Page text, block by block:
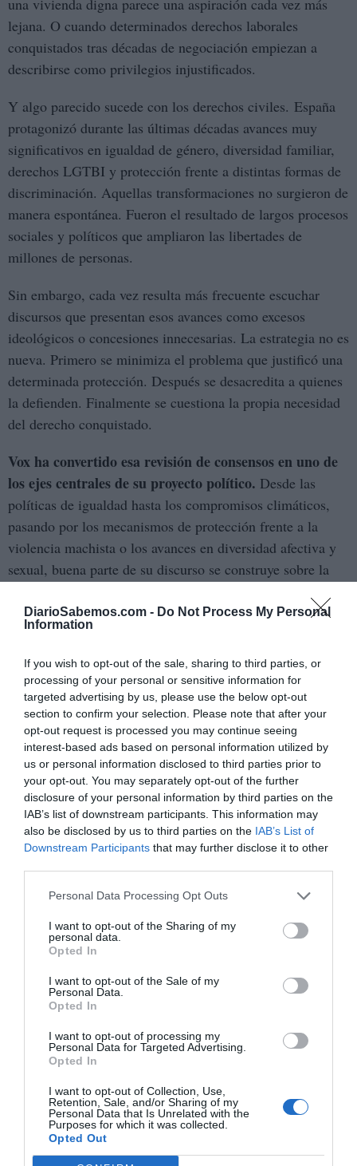
DiarioSabemos.com - Do Not Process My Personal
Information
If you wish to opt-out of the sale, sharing to third parties, or
processing of your personal or sensitive information for
targeted advertising by us, please use the below opt-out
section to confirm your selection. Please note that after your
opt-out request is processed you may continue seeing
interest-based ads based on personal information utilized by
us or personal information disclosed to third parties prior to
your opt-out. You may separately opt-out of the further
disclosure of your personal information by third parties on the
IAB’s list of downstream participants. This information may
also be disclosed by us to third parties on the IAB’s List of
Downstream Participants that may further disclose it to other
Personal Data Processing Opt Outs
I want to opt-out of the Sharing of my
personal data.
Opted In
I want to opt-out of the Sale of my
Personal Data.
Opted In
I want to opt-out of processing my
Personal Data for Targeted Advertising.
Opted In
I want to opt-out of Collection, Use,
Retention, Sale, and/or Sharing of my
Personal Data that Is Unrelated with the
Purposes for which it was collected.
Opted Out
una vivienda digna parece una aspiración cada vez más
lejana. O cuando determinados derechos laborales
conquistados tras décadas de negociación empiezan a
describirse como privilegios injustificados.
Y algo parecido sucede con los derechos civiles. España
protagonizó durante las últimas décadas avances muy
significativos en igualdad de género, diversidad familiar,
derechos LGTBI y protección frente a distintas formas de
discriminación. Aquellas transformaciones no surgieron de
manera espontánea. Fueron el resultado de largos procesos
sociales y políticos que ampliaron las libertades de
millones de personas.
Sin embargo, cada vez resulta más frecuente escuchar
discursos que presentan esos avances como excesos
ideológicos o concesiones innecesarias. La estrategia no es
nueva. Primero se minimiza el problema que justificó una
determinada protección. Después se desacredita a quienes
la defienden. Finalmente se cuestiona la propia necesidad
del derecho conquistado.
Vox ha convertido esa revisión de consensos en uno de
los ejes centrales de su proyecto político. Desde las
políticas de igualdad hasta los compromisos climáticos,
pasando por los mecanismos de protección frente a la
violencia machista o los avances en diversidad afectiva y
sexual, buena parte de su discurso se construye sobre la
parecieron plenamente asentadas.
presentarse como una ruptura frontal. Se plantea como una
supuesta vuelta a la normalidad. Como si los derechos
fueran concesiones revocables y no garantías destinadas
precisamente a ampliar la libertad y la igualdad de la
ciudadanía.
El Partido Popularmantiene una posición más compleja,
aunque no por ello menos relevante. Mientrasintenta
proyectar una imagen moderada y homologable a la de
otras fuerzas conservadoras europeas, gobierna junto a
. Esa convivencia tiene efectos políticos evidentes.
No tanto porque el PP adopte íntegramente los
planteamientos de la ultraderecha, sino porque contribuye
público.
basta con desplazar poco a poco los límites de lo que una
sociedad considera aceptable. Algo similar ocurre con las
propias instituciones democráticas. La confianza pública
constituye uno de sus principales activos. Sin ella, resulta
mucho más difícil resolver conflictos, generar cohesión
social o mantener la estabilidad política. Sin embargo, la